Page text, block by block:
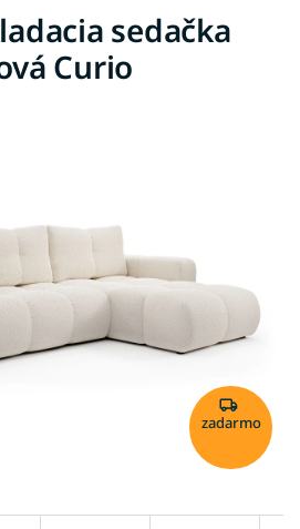
sedačka
Curio
zadarmo